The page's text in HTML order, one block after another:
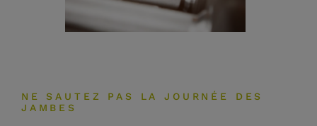
NE SAUTEZ PAS LA JOURNÉE DES
JAMBES